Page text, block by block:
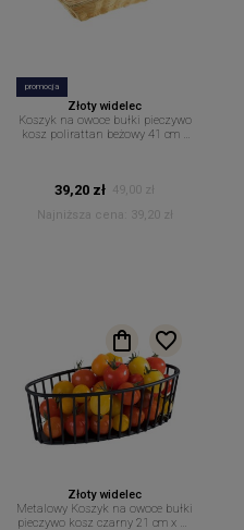
promocja
Złoty widelec
Koszyk na owoce bułki pieczywo
kosz polirattan beżowy 41 cm x
39,20 zł
49,00 zł
Najniższa cena:
39,20 zł
Złoty widelec
Metalowy Koszyk na owoce bułki
pieczywo kosz czarny 21 cm x 10